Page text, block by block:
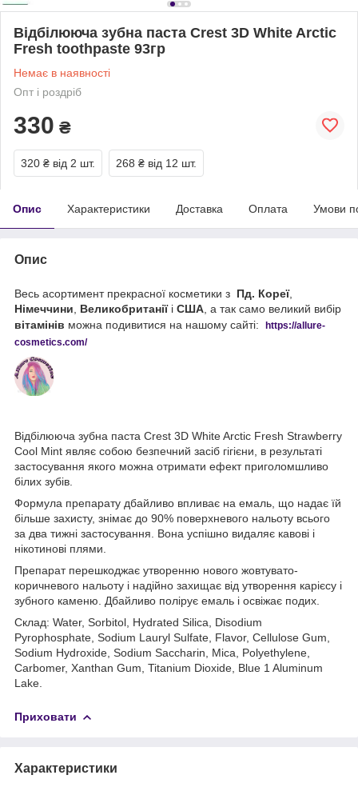
Відбілююча зубна паста Crest 3D White Arctic
Fresh toothpaste 93гр
Немає в наявності
Опт і роздріб
330 ₴
320 ₴ від 2 шт. 268 ₴ від 12 шт.
Опис Характеристики Доставка Оплата Умови
Опис
Весь асортимент прекрасної косметики з Пд. Кореї,
Німеччини
Великобританіїі США , а так само великий вибір
вітамінів можна подивитися на нашому сайті: https://allure-
cosmetics.com/
Відбілююча зубна паста Crest 3D White Arctic Fresh Strawberry
Cool Mint являє собою безпечний засіб гігієни, в результаті
застосування якого можна отримати ефект приголомшливо
білих зубів.
Формула препарату дбайливо впливає на емаль, що надає їй
більше захисту, знімає до 90% поверхневого нальоту всього
за два тижні застосування. Вона успішно видаляє кавові і
нікотинові плями.
Препарат перешкоджає утворенню нового жовтувато-
коричневого нальоту і надійно захищає від утворення карієсу і
зубного каменю. Дбайливо полірує емаль і освіжає подих.
Склад: Water, Sorbitol, Hydrated Silica, Disodium
Pyrophosphate, Sodium Lauryl Sulfate, Flavor, Cellulose Gum,
Sodium Hydroxide, Sodium Saccharin, Mica, Polyethylene,
Carbomer, Xanthan Gum, Titanium Dioxide, Blue 1 Aluminum
Lake.
Приховати
Характеристики